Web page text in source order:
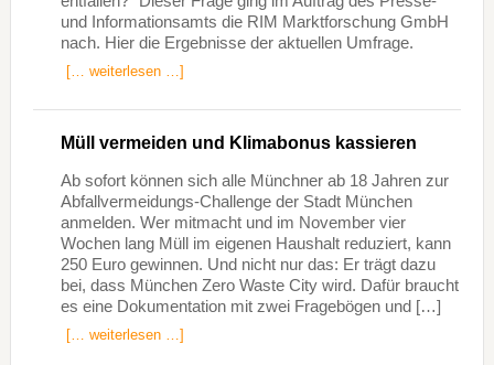
und Informationsamts die RIM Marktforschung GmbH
nach. Hier die Ergebnisse der aktuellen Umfrage.
[… weiterlesen …]
Müll vermeiden und Klimabonus kassieren
Ab sofort können sich alle Münchner ab 18 Jahren zur
Abfallvermeidungs-Challenge der Stadt München
anmelden. Wer mitmacht und im November vier
Wochen lang Müll im eigenen Haushalt reduziert, kann
250 Euro gewinnen. Und nicht nur das: Er trägt dazu
bei, dass München Zero Waste City wird. Dafür braucht
es eine Dokumentation mit zwei Fragebögen und […]
[… weiterlesen …]